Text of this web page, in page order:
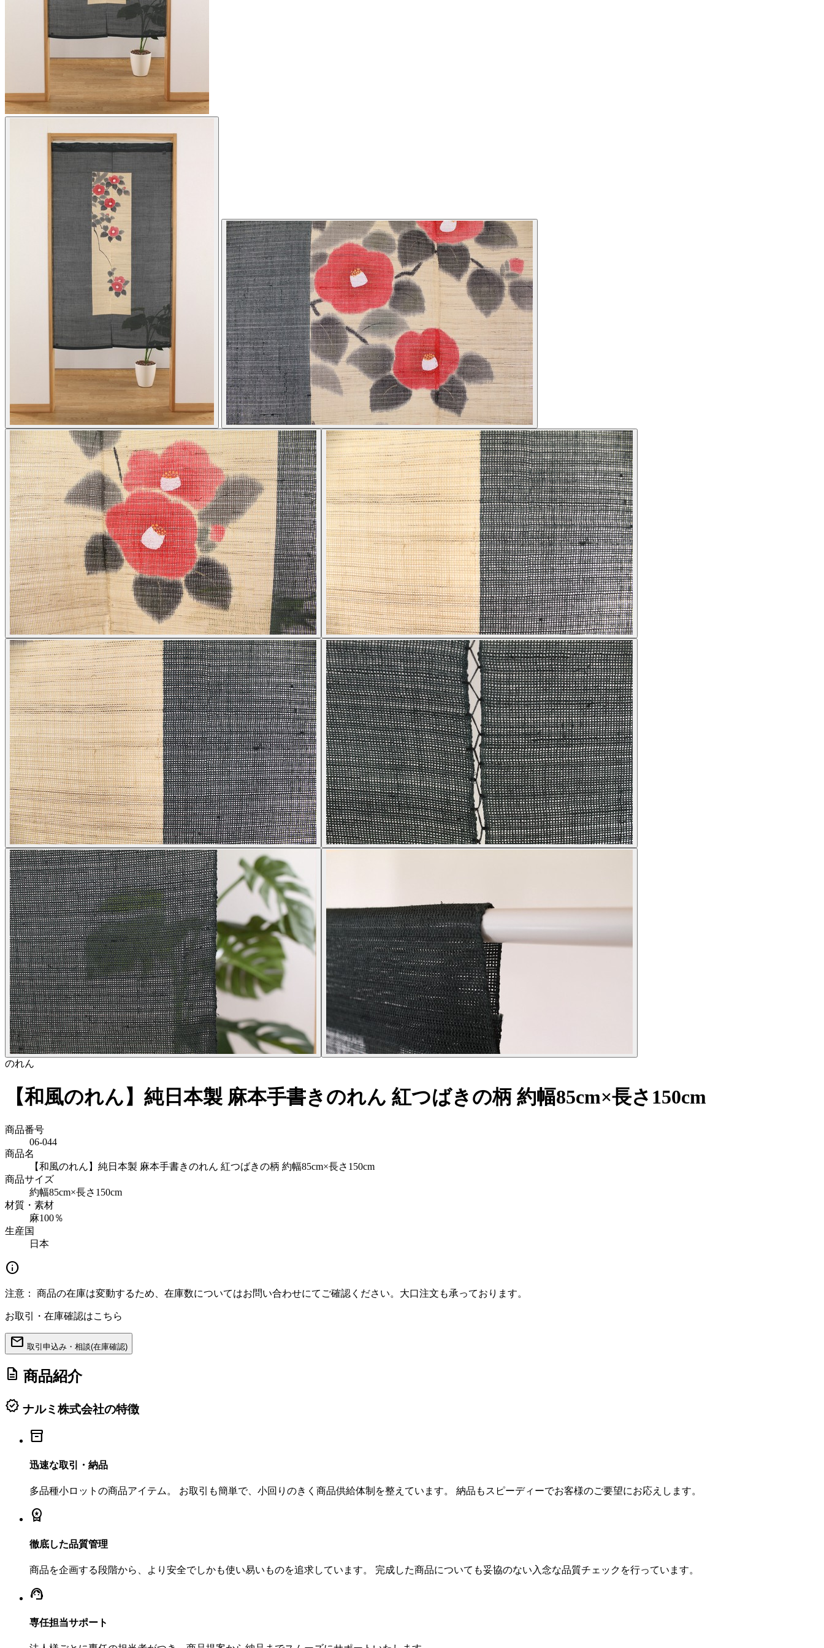
のれん
【和風のれん】純日本製 麻本手書きのれん 紅つばきの柄 約幅85cm×長さ150cm
商品番号
06-044
商品名
【和風のれん】純日本製 麻本手書きのれん 紅つばきの柄 約幅85cm×長さ150cm
商品サイズ
約幅85cm×長さ150cm
材質・素材
麻100％
生産国
日本
info
注意： 商品の在庫は変動するため、在庫数についてはお問い合わせにてご確認ください。大口注文も承っております。
お取引・在庫確認はこちら
mail 取引申込み・相談(在庫確認)
description 商品紹介
verified ナルミ株式会社の特徴
inventory_2
迅速な取引・納品
多品種小ロットの商品アイテム。 お取引も簡単で、小回りのきく商品供給体制を整えています。 納品もスピーディーでお客様のご要望にお応えします。
workspace_premium
徹底した品質管理
商品を企画する段階から、より安全でしかも使い易いものを追求しています。 完成した商品についても妥協のない入念な品質チェックを行っています。
support_agent
専任担当サポート